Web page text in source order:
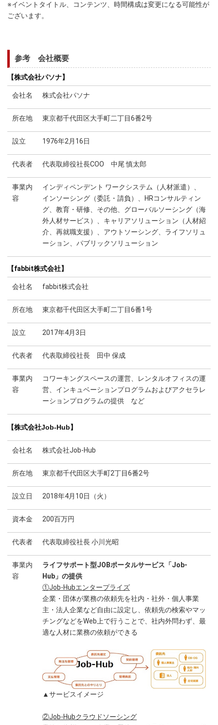
※イベントタイトル、コンテンツ、時間構成は変更になる可能性が
ございます。
参考 会社概要
【株式会社パソナ】
会社名 株式会社パソナ
所在地 東京都千代田区大手町二丁目6番2号
設立 1976年2月16日
代表者 代表取締役社長COO 中尾 慎太郎
事業内
容
インディペンデント ワークシステム（人材派遣）、
インソーシング（委託・請負）、HRコンサルティン
グ、教育・研修、その他、グローバルソーシング（海
外人材サービス）、キャリアソリューション（人材紹
介、再就職支援）、アウトソーシング、ライフソリュ
ーション、パブリックソリューション
【fabbit株式会社】
会社名 fabbit株式会社
所在地 東京都千代田区大手町二丁目6番1号
設立 2017年4月3日
代表者 代表取締役社長 田中 保成
事業内
容
コワーキングスペースの運営、レンタルオフィスの運
営、インキュベーションプログラムおよびアクセラレ
ーションプログラムの提供 など
【株式会社Job-Hub】
会社名 株式会社Job-Hub
所在地 東京都千代田区大手町2丁目6番2号
設立日 2018年4月10日（火）
資本金 200百万円
代表者 代表取締役社長 小川光昭
事業内
容
ライフサポート型JOBポータルサービス「Job-
Hub」の提供
①Job-Hubエンタープライズ
企業・団体が業務の依頼先を社内・社外・個人事業
主・法人企業など自由に設定し、依頼先の検索やマッ
チングなどをWeb上で行うことで、社内外問わず、最
適な人材に業務の依頼ができる
▲サービスイメージ
②Job-Hubクラウドソーシング